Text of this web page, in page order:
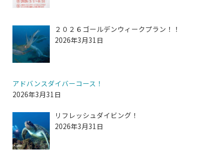
２０２６ゴールデンウィークプラン！！
2026年3月31日
アドバンスダイバーコース！
2026年3月31日
リフレッシュダイビング！
2026年3月31日